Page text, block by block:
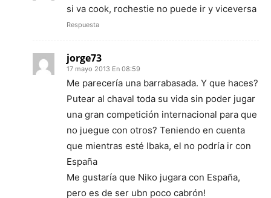
si va cook, rochestie no puede ir y viceversa
Respuesta
jorge73
17 mayo 2013 En 08:59
Me parecería una barrabasada. Y que haces?
Putear al chaval toda su vida sin poder jugar
una gran competición internacional para que
no juegue con otros? Teniendo en cuenta
que mientras esté Ibaka, el no podría ir con
España
Me gustaría que Niko jugara con España,
pero es de ser ubn poco cabrón!